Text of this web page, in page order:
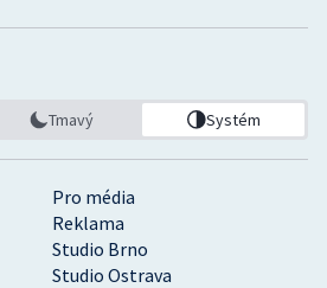
Pro média
Reklama
Studio Brno
Studio Ostrava
Tmavý Systém